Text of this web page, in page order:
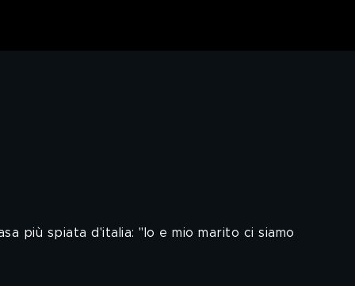
padre"
più spiata d'italia: "Io e mio marito ci siamo